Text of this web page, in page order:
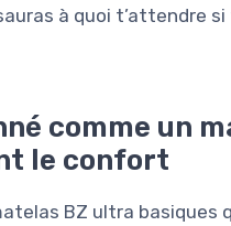
à quoi t’attendre
comme un
le confort
BZ ultra basiques